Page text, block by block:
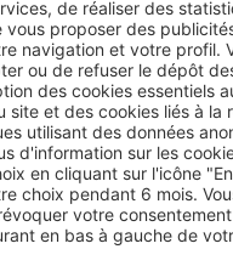
Cookies
Copyright
CGV